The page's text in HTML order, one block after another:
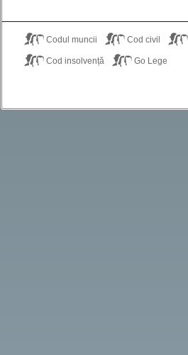
Codul muncii Cod civil
Cod insolvență Go Lege